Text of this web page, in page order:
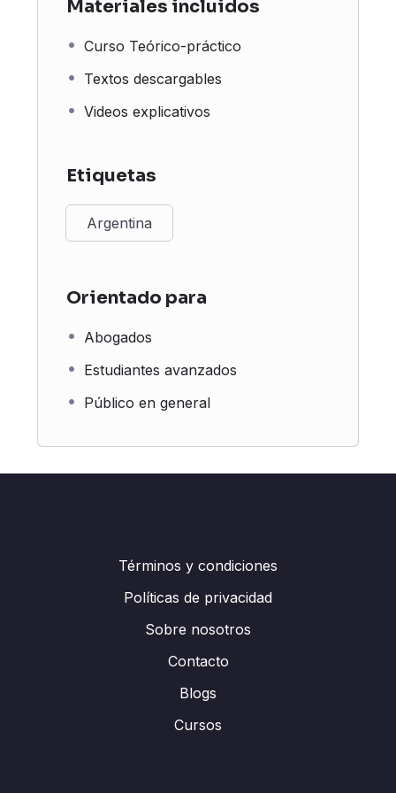
Materiales incluidos
Curso Teórico-práctico
Textos descargables
Videos explicativos
Etiquetas
Argentina
Orientado para
Abogados
Estudiantes avanzados
Público en general
Términos y condiciones
Políticas de privacidad
Sobre nosotros
Contacto
Blogs
Cursos